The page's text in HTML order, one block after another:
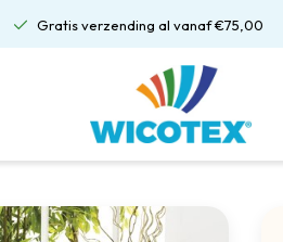
Gratis verzending al vanaf €75,00